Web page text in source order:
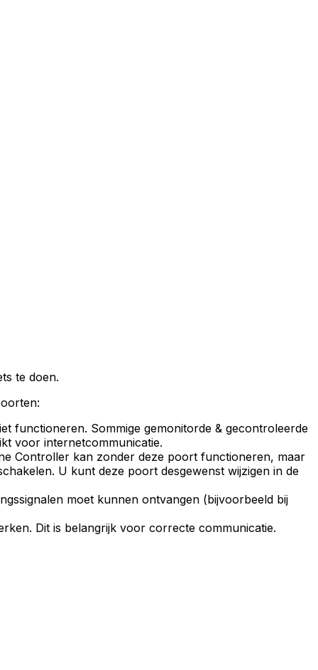
te doen.
functioneren. Sommige gemonitorde & gecontroleerde
voor internetcommunicatie.
Controller kan zonder deze poort functioneren, maar
U kunt deze poort desgewenst wijzigen in de
moet kunnen ontvangen (bijvoorbeeld bij
Dit is belangrijk voor correcte communicatie.